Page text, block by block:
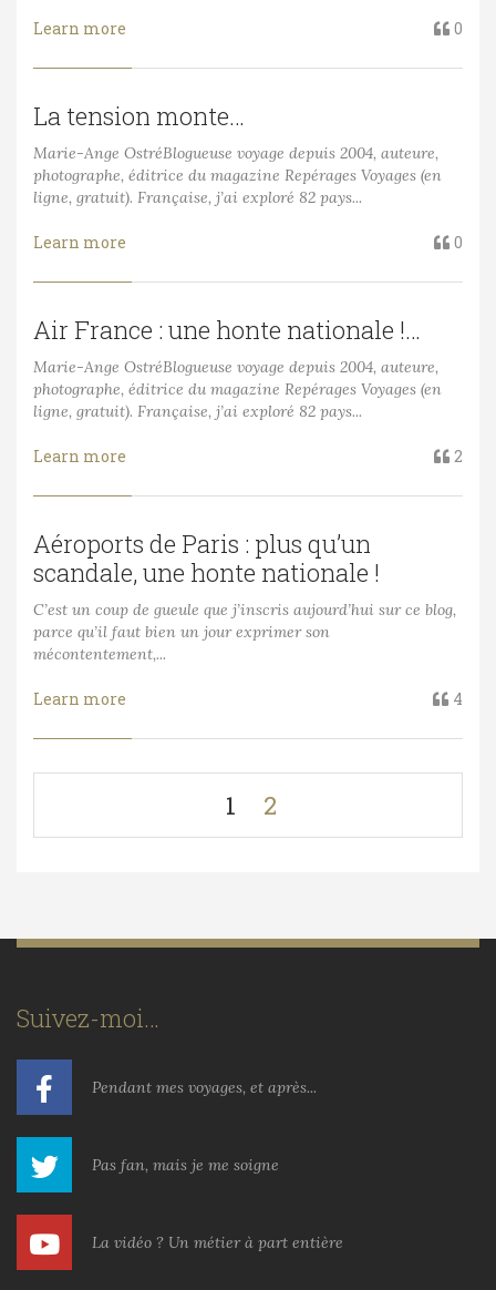
Learn more 0
La tension monte…
Marie-Ange OstréBlogueuse voyage depuis 2004, auteure,
photographe, éditrice du magazine Repérages Voyages (en
ligne, gratuit). Française, j’ai exploré 82 pays...
Learn more 0
Air France : une honte nationale !…
Marie-Ange OstréBlogueuse voyage depuis 2004, auteure,
photographe, éditrice du magazine Repérages Voyages (en
ligne, gratuit). Française, j’ai exploré 82 pays...
Learn more 2
Aéroports de Paris : plus qu’un
scandale, une honte nationale !
C’est un coup de gueule que j’inscris aujourd’hui sur ce blog,
parce qu’il faut bien un jour exprimer son
mécontentement,...
Learn more 4
1 2
Suivez-moi…
Pendant mes voyages, et après...
Pas fan, mais je me soigne
La vidéo ? Un métier à part entière